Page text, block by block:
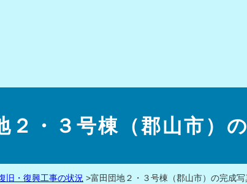
２・３号棟（郡山市）
旧・復興工事の状況 >富田団地２・３号棟（郡山市）の完成写